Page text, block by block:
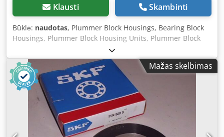
Klausti Skambinti
Būklė: naudotas, Plummer Block Housings, Bearing Block
Housings, Plummer Block Housing Units, Plummer Block
Bearing Units, SKF Plummer Block Housings, Plummer
Block Unit -SKF: Plummer Block Housing Type SNH 509 -
Inside diameter: 57 mm -Price: per piece -Quantity: 2
pieces Crjdpfx Adofk Afceyef -Dimensions: 204/86/H110
mm -Weight: 2.9 kg/piece
Mažas skelbimas